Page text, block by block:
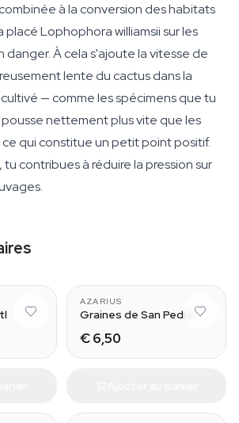
à la conversion des habitats
placé Lophophora williamsii sur les
danger. À cela s'ajoute la vitesse de
lente du cactus dans la
— comme les spécimens que tu
nettement plus vite que les
qui constitue un petit point positif.
contribues à réduire la pression sur
AZARIUS
Graines de San Pedro
€ 6,50